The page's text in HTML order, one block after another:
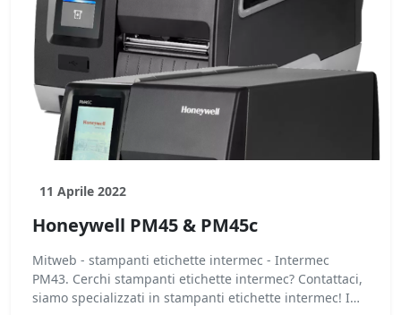
11 Aprile 2022
Honeywell PM45 & PM45c
Mitweb - stampanti etichette intermec - Intermec
PM43. Cerchi stampanti etichette intermec? Contattaci,
siamo specializzati in stampanti etichette intermec! I